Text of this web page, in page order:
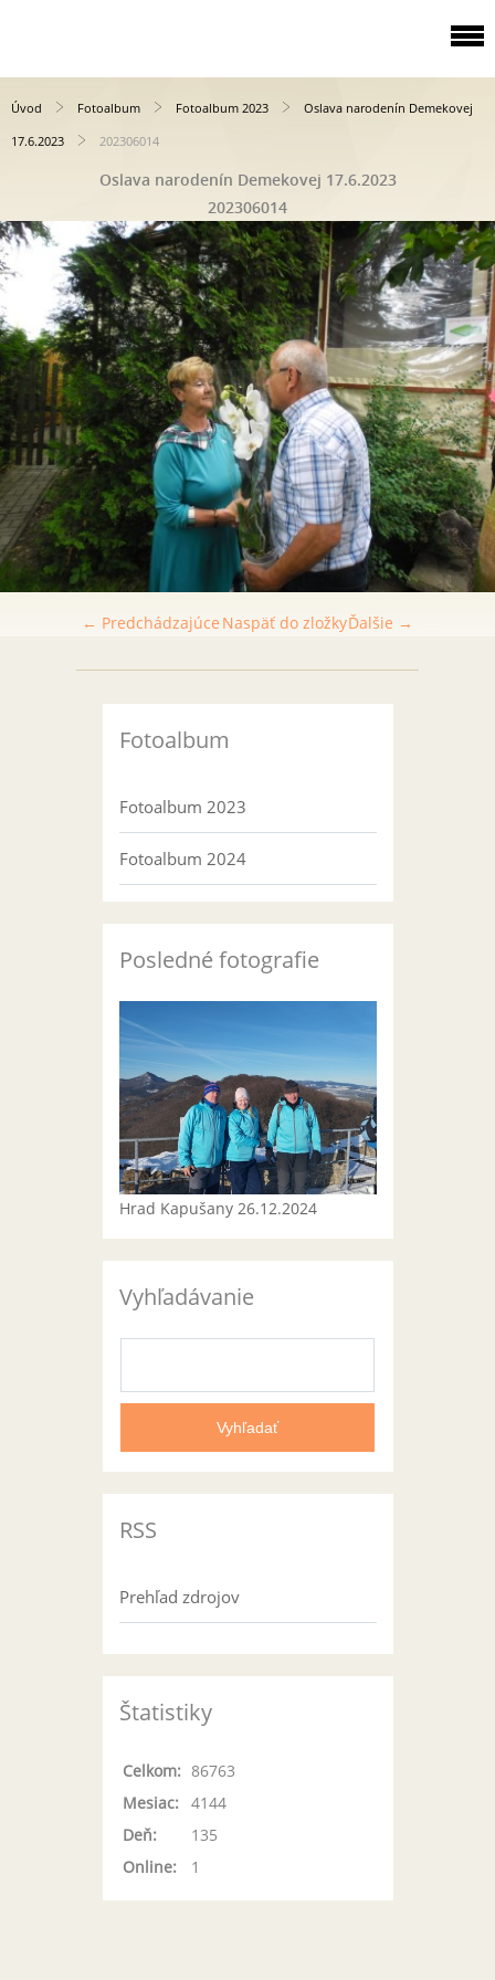
Úvod Fotoalbum Fotoalbum 2023
Oslava narodenín Demekovej
17.6.2023
202306014
Oslava narodenín Demekovej 17.6.2023
202306014
← Predchádzajúce Ďalšie →
Naspäť do zložky
Fotoalbum
Fotoalbum 2023
Fotoalbum 2024
Posledné fotografie
Hrad Kapušany 26.12.2024
Vyhľadávanie
RSS
Prehľad zdrojov
Štatistiky
Online: 1
Celkom: 86763
Mesiac:
4144
Deň:
135